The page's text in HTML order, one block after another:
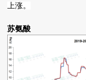
上涨。
苏氨酸